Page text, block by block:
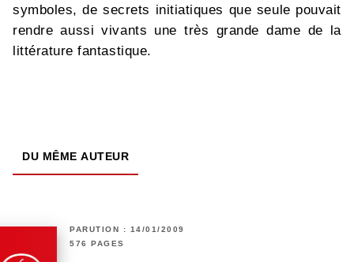
symboles, de secrets initiatiques que seule pouvait
rendre aussi vivants une très grande dame de la
littérature fantastique.
DU MÊME AUTEUR
PARUTION : 14/01/2009
576 PAGES